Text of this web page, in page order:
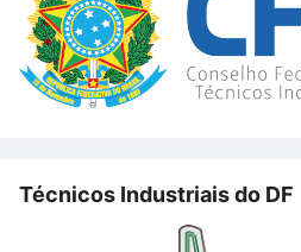
Técnicos Industriais do DF